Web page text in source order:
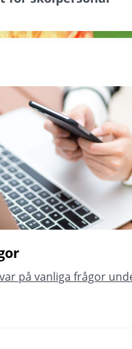
på vanliga frågor